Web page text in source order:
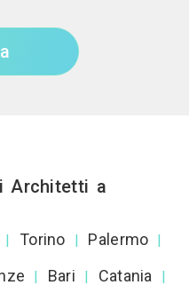
Architetti a
| Torino | Palermo |
| Bari | Catania |